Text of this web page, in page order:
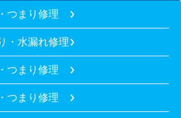
つまり修理
・水漏れ修理
つまり修理
つまり修理